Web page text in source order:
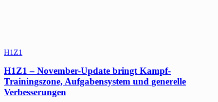
H1Z1
H1Z1 – November-Update bringt Kampf-
Trainingszone, Aufgabensystem und generelle
Verbesserungen